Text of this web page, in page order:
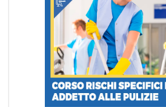
per Datori di
con compiti di
(DL SPP) rls
preposto
lavoratori ddl
rinnovo